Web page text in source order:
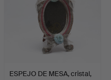
ESPEJO DE MESA, cristal,